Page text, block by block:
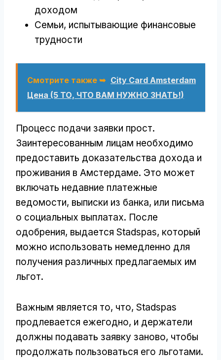
доходом
Семьи, испытывающие финансовые
трудности
Смотрите также ➥ City Card Amsterdam
Цена (5 ТО, ЧТО ВАМ НУЖНО ЗНАТЬ!)
Процесс подачи заявки прост.
Заинтересованным лицам необходимо
предоставить доказательства дохода и
проживания в Амстердаме. Это может
включать недавние платежные
ведомости, выписки из банка, или письма
о социальных выплатах. После
одобрения, выдается Stadspas, который
можно использовать немедленно для
получения различных предлагаемых им
льгот.
Важным является то, что, Stadspas
продлевается ежегодно, и держатели
должны подавать заявку заново, чтобы
продолжать пользоваться его льготами.